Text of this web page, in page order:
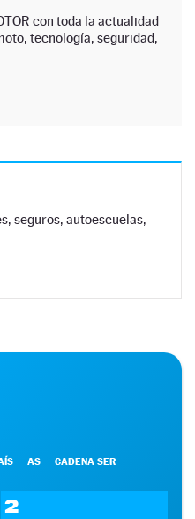
con toda la actualidad
tecnología, seguridad,
seguros, autoescuelas,
AS CADENA SER
2